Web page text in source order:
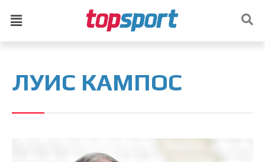
ЛУИС КАМПОС